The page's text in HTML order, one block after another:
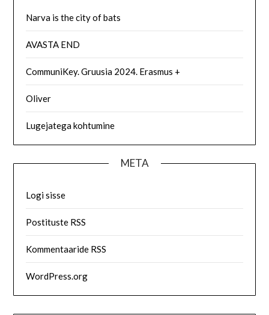
Narva is the city of bats
AVASTA END
CommuniKey. Gruusia 2024. Erasmus +
Oliver
Lugejatega kohtumine
META
Logi sisse
Postituste RSS
Kommentaaride RSS
WordPress.org